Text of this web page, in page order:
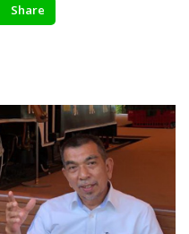
Share